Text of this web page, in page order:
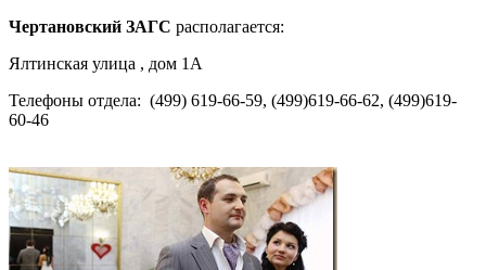
Чертановский ЗАГС располагается:
Ялтинская улица , дом 1А
Телефоны отдела: (499) 619-66-59, (499)619-66-62, (499)619-
60-46